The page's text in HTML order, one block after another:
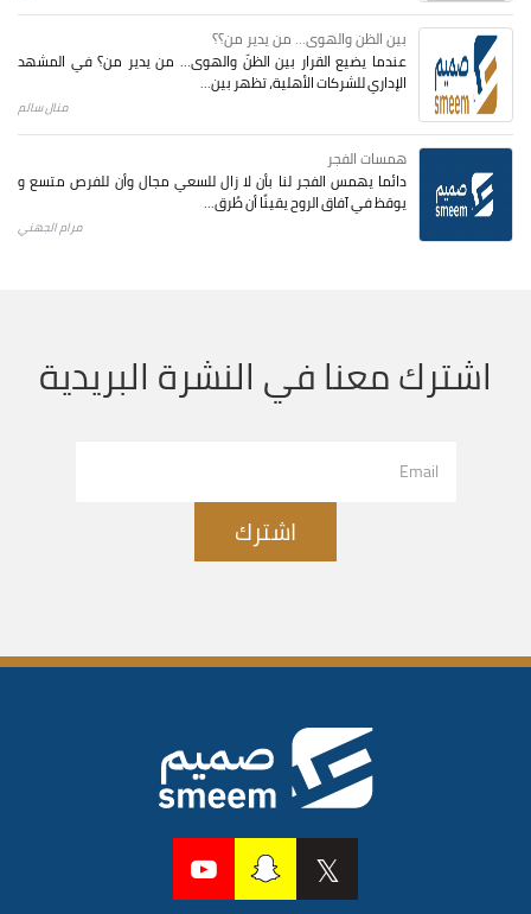
بين الظن والهوى... من يدير من؟؟
عندما يضيع القرار بين الظنّ والهوى… من يدير من؟ في المشهد
الإداري للشركات الأهلية، تظهر بين...
منال سالم
همسات الفجر
دائما يهمس الفجر لنا بأن لا زال للسعي مجال وأن للفرص متسع و
يوقظ في آفاق الروح يقينًا أن طُرق...
مرام الجهني
اشترك معنا في النشرة البريدية
اشترك